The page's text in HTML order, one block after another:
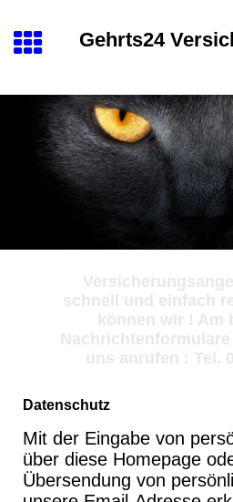
Gehrts24
Datenschutz
Mit der Eingabe von
über diese Homepage
Übersendung von